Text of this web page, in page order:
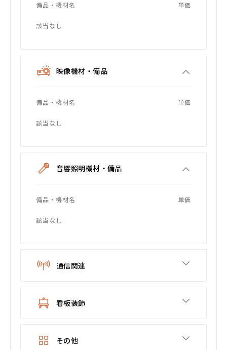
備品・機材名 単価
該当なし
映像機材・備品
備品・機材名 単価
該当なし
音響照明機材・備品
備品・機材名 単価
該当なし
通信関連
看板装飾
その他